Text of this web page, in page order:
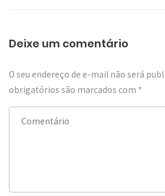
Deixe um comentário
O seu endereço de e-mail não será
obrigatórios são marcados com *